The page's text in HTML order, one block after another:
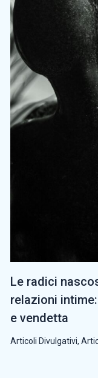
Le radici
relazioni
e vendetta
Articoli Divulgativi,